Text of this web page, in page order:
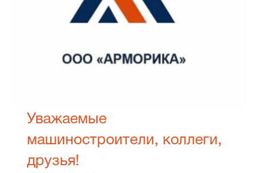
Уважаемые
машиностроители, коллеги,
друзья!